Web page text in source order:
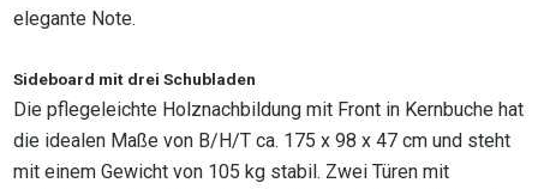
elegante Note.
Sideboard mit drei Schubladen
Die pflegeleichte Holznachbildung mit Front in Kernbuche hat
die idealen Maße von B/H/T ca. 175 x 98 x 47 cm und steht
mit einem Gewicht von 105 kg stabil. Zwei Türen mit